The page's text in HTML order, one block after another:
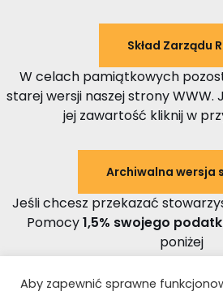
Skład Zarządu
W celach pamiątkowych
starej wersji naszej strony WWW.
jej zawartość kliknij w
Archiwalna wersja
Jeśli chcesz przekazać
Pomocy1,5% swojego
poniżej
Aby zapewnić sprawne